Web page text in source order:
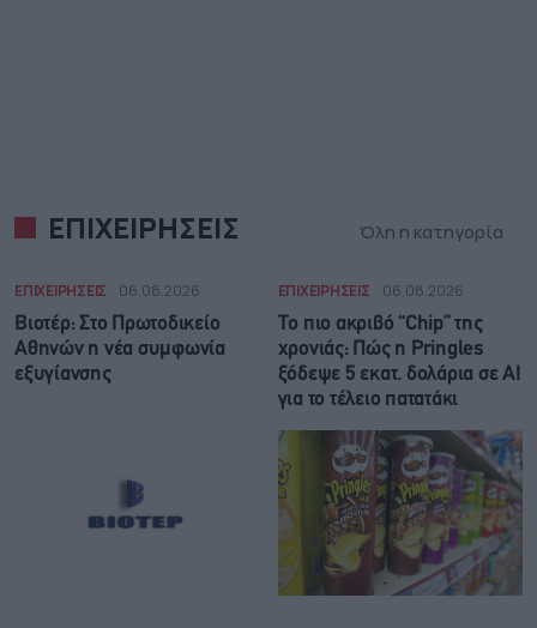
ΕΠΙΧΕΙΡΗΣΕΙΣ Όλη η κατηγορία
ΕΠΙΧΕΙΡΗΣΕΙΣ 06.08.2026
Βιοτέρ: Στο Πρωτοδικείο
Αθηνών η νέα συμφωνία
εξυγίανσης
ΕΠΙΧΕΙΡΗΣΕΙΣ 06.08.2026
Το πιο ακριβό “Chip” της
χρονιάς: Πώς η Pringles
ξόδεψε 5 εκατ. δολάρια σε AI
για το τέλειο πατατάκι